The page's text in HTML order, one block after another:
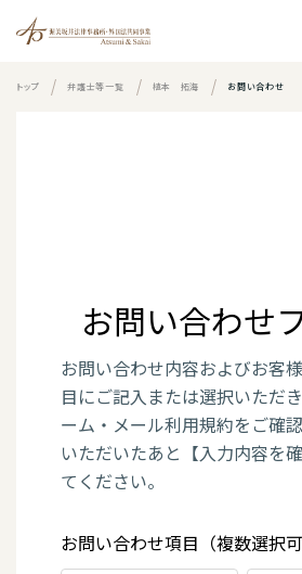
トップ 弁護士等一覧 植本 拓海 お問い合わせ